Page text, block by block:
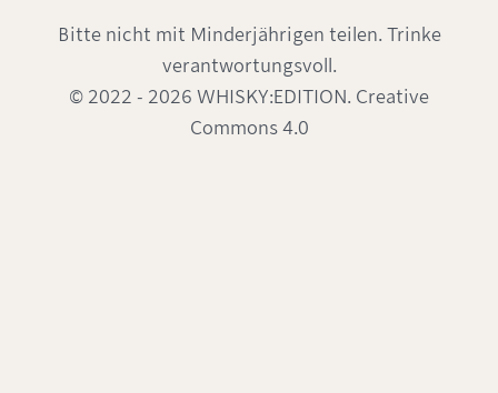
Bitte nicht mit Minderjährigen teilen. Trinke
verantwortungsvoll.
© 2022 - 2026 WHISKY:EDITION. Creative
Commons 4.0